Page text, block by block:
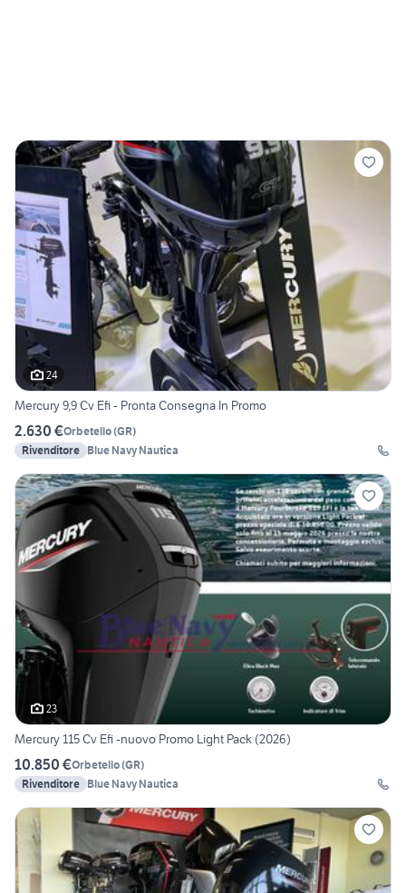
24
Mercury 9,9 Cv Efi - Pronta Consegna In Promo
2.630 €Orbetello(GR)
Rivenditore Blue Navy Nautica
23
Mercury 115 Cv Efi -nuovo Promo Light Pack (2026)
10.850 €Orbetello(GR)
Rivenditore Blue Navy Nautica